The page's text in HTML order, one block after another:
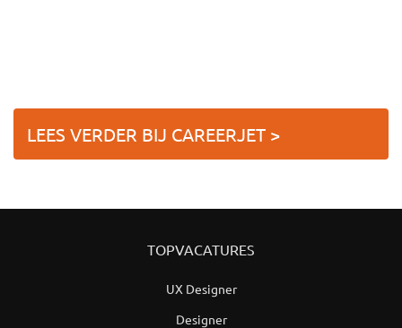
LEES VERDER BIJ CAREERJET >
TOPVACATURES
UX Designer
Designer